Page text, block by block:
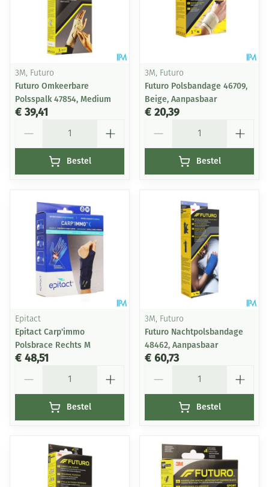
3M, Futuro
Futuro Omkeerbare
Polsspalk 47854, Medium
€ 39,41
Bestel
3M, Futuro
Futuro Polsbandage 46709,
Beige, Aanpasbaar
€ 20,39
Bestel
Epitact
Epitact Carp'immo
Polsbrace Rechts M
€ 48,51
Bestel
3M, Futuro
Futuro Nachtpolsbandage
48462, Aanpasbaar
€ 60,73
Bestel